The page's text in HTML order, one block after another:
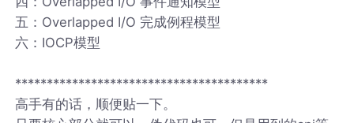
五：Overlapped I/O 完成例程模型
六：IOCP模型
****************************************
高手有的话，顺便贴一下。